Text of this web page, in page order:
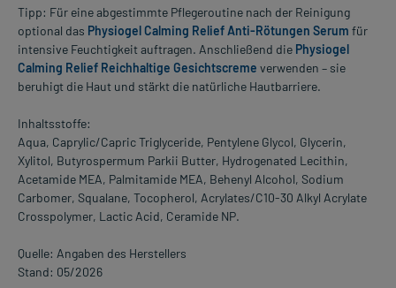
Tipp: Für eine abgestimmte Pflegeroutine nach der Reinigung
optional das Physiogel Calming Relief Anti-Rötungen Serum für
intensive Feuchtigkeit auftragen. Anschließend die Physiogel
Calming Relief Reichhaltige Gesichtscreme verwenden – sie
beruhigt die Haut und stärkt die natürliche Hautbarriere.
Inhaltsstoffe:
Aqua, Caprylic/Capric Triglyceride, Pentylene Glycol, Glycerin,
Xylitol, Butyrospermum Parkii Butter, Hydrogenated Lecithin,
Acetamide MEA, Palmitamide MEA, Behenyl Alcohol, Sodium
Carbomer, Squalane, Tocopherol, Acrylates/C10-30 Alkyl Acrylate
Crosspolymer, Lactic Acid, Ceramide NP.
Quelle: Angaben des Herstellers
Stand: 05/2026